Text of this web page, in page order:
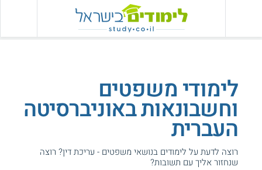
לימודי משפטים
וחשבונאות באוניברסיטה
העברית
רוצה לדעת על לימודים בנושאי משפטים - עריכת דין? רוצה
שנחזור אליך עם תשובות?